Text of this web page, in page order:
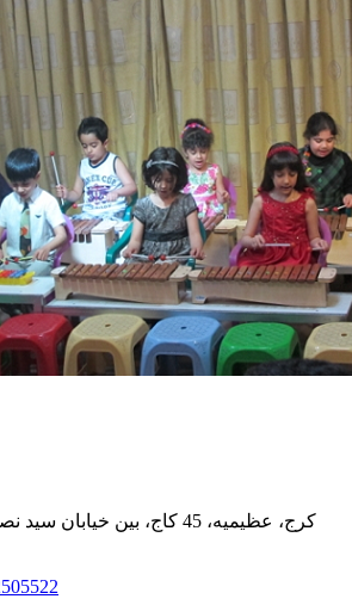
کرج، عظیمیه، 45 کاج، بین